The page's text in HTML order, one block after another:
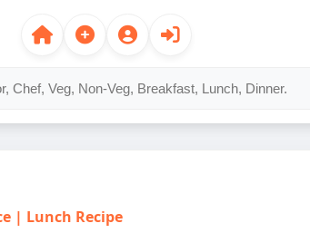
| Lunch Recipe